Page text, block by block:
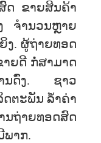
ດ ຂາຍສິນຄ້າ
ຈໍານວນຫຼາຍ
ງ. ຜູ້ຖ່າຍທອດ
ຍດີ ກໍ່ສາມາດ
ນດົ່ງ. ຊາວ
ດຕະພັນ ລ້ຳຄ່າ
ນຖ່າຍທອດສົດ
ພາກ.